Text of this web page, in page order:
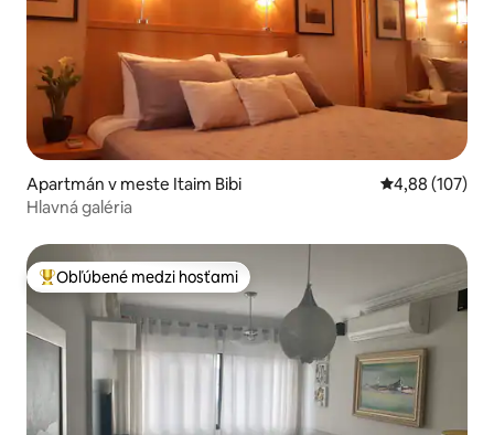
Apartmán v meste Itaim Bibi Priemerné
4,88 (107)
Hlavná galéria
Najobľúbenejšie medzi hosťami
Obľúbené medzi hosťami